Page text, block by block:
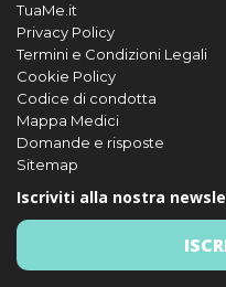
TuaMe.it
Privacy Policy
Termini e Condizioni Legali
Cookie Policy
Codice di condotta
Mappa Medici
Domande e risposte
Sitemap
Iscriviti alla nostra